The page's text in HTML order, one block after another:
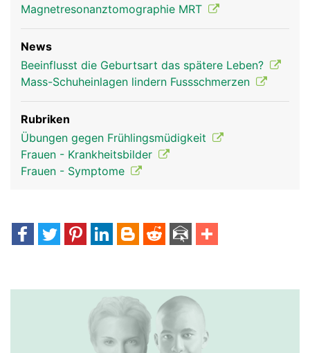
Magnetresonanztomographie MRT
News
Beeinflusst die Geburtsart das spätere Leben?
Mass-Schuheinlagen lindern Fussschmerzen
Rubriken
Übungen gegen Frühlingsmüdigkeit
Frauen - Krankheitsbilder
Frauen - Symptome